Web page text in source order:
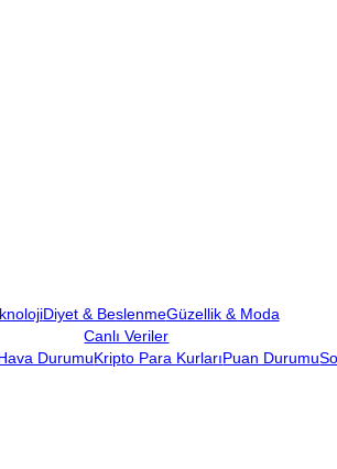
Diyet & BeslenmeGüzellik & Moda
Canlı Veriler
DurumuKripto Para KurlarıPuan Durumu